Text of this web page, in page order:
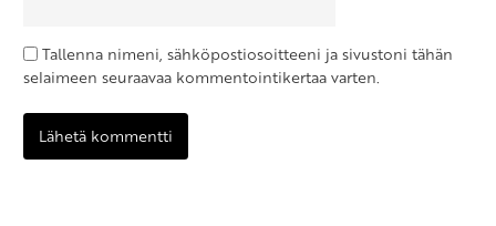
Tallenna nimeni, sähköpostiosoitteeni ja sivustoni tähän
selaimeen seuraavaa kommentointikertaa varten.